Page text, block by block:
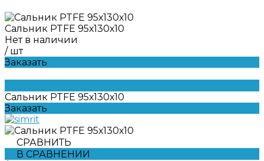
Сальник PTFE 95х130х10
Нет в наличии
/ шт
Заказать
Сальник PTFE 95х130х10
Заказать
СРАВНИТЬ
В СРАВНЕНИИ